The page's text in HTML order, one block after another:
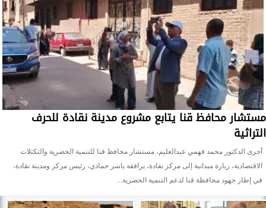
مستشار محافظ قنا يتابع مشروع مدينة نقادة للحرف
التراثية
أجرى الدكتور محمد فهمي عبدالعليم، مستشار محافظ قنا للتنمية الحضرية والتكتلات
الاقتصادية، زيارة ميدانية إلى مركز نقادة، يرافقه ياسر حمادي، رئيس مركز ومدينة نقادة،
في إطار جهود محافظة قنا لدعم التنمية الحضرية...